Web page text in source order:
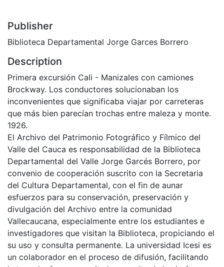
Publisher
Biblioteca Departamental Jorge Garces Borrero
Description
Primera excursión Cali - Manizales con camiones
Brockway. Los conductores solucionaban los
inconvenientes que significaba viajar por carreteras
que más bien parecían trochas entre maleza y monte.
1926.
El Archivo del Patrimonio Fotográfico y Fílmico del
Valle del Cauca es responsabilidad de la Biblioteca
Departamental del Valle Jorge Garcés Borrero, por
convenio de cooperación suscrito con la Secretaria
del Cultura Departamental, con el fin de aunar
esfuerzos para su conservación, preservación y
divulgación del Archivo entre la comunidad
Vallecaucana, especialmente entre los estudiantes e
investigadores que visitan la Biblioteca, propiciando el
su uso y consulta permanente. La universidad Icesi es
un colaborador en el proceso de difusión, facilitando